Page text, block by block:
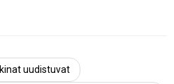
uudistuvat